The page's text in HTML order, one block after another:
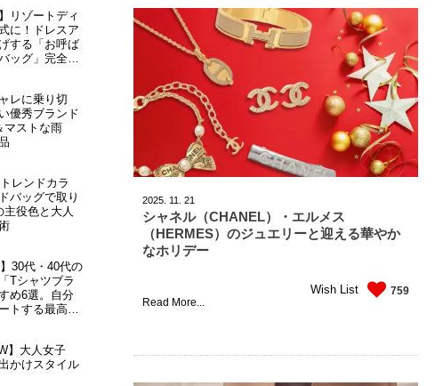
リゾートディ
に！ドレスア
する「お呼ば
ッグ」完全ガ
レに乗り切
優秀ブランド
マストな雨
レンドカラ
バッグで取り
主役色と大人
】30代・40代の
Tシャツブラ
め6選。自分
トする最高の
】大人女子
かけスタイル
2025. 11. 21
シャネル（CHANEL）・エルメス
（HERMES）のジュエリーと迎える華やか
なホリデー
Read More...
759
Wish List